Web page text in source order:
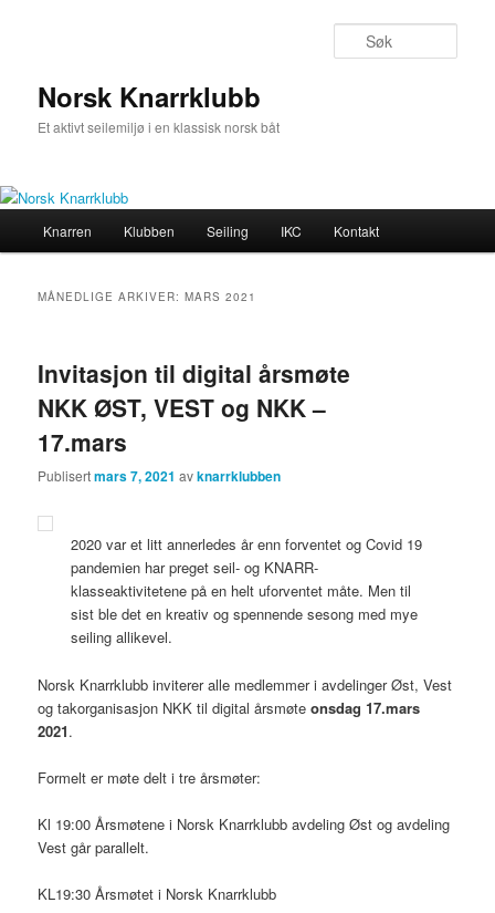
Norsk Knarrklubb
Et aktivt seilemiljø i en klassisk norsk båt
Knarren Klubben Seiling IKC Kontakt
MÅNEDLIGE ARKIVER:MARS 2021
Invitasjon til digital årsmøte
NKK ØST, VEST og NKK –
17.mars
Publisertmars 7, 2021 avknarrklubben
2020 var et litt annerledes år enn forventet og Covid 19
pandemien har preget seil- og KNARR-
klasseaktivitetene på en helt uforventet måte. Men til
sist ble det en kreativ og spennende sesong med mye
seiling allikevel.
Norsk Knarrklubb inviterer alle medlemmer i avdelinger Øst, Vest
og takorganisasjon NKK til digital årsmøteonsdag 17.mars
2021.
Formelt er møte delt i tre årsmøter:
Kl 19:00 Årsmøtene i Norsk Knarrklubb avdeling Øst og avdeling
Vest går parallelt.
KL19:30 Årsmøtet i Norsk Knarrklubb